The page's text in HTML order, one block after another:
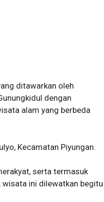
ditawarkan oleh
dengan
alam yang berbeda
Kecamatan Piyungan.
serta termasuk
ini dilewatkan begitu